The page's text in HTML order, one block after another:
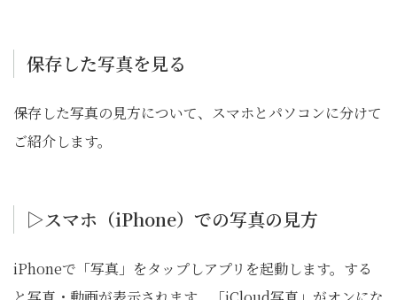
保存した写真を見る
保存した写真の見方について、スマホとパソコンに分けて
ご紹介します。
▷スマホ（iPhone）での写真の見方
iPhoneで「写真」をタップしアプリを起動します。する